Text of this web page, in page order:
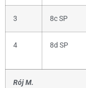
3 8c SP
4 8d SP
Rój M.